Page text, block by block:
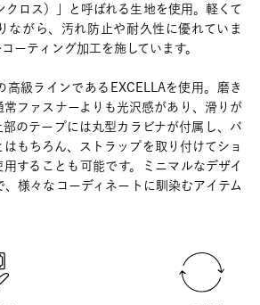
クロス）」と呼ばれる生地を使用。軽くて
ながら、汚れ防止や耐久性に優れていま
ーティング加工を施しています。
高級ラインであるEXCELLAを使用。磨き
常ファスナーよりも光沢感があり、滑りが
部のテープには丸型カラビナが付属し、バ
はもちろん、ストラップを取り付けてショ
することも可能です。ミニマルなデザイ
、様々なコーディネートに馴染むアイテム